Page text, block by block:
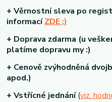
+ Věrnostní sleva po
informacíZDE ;)
+ Doprava zdarma (u
platíme dopravu my :)
+ Cenově zvýhodněná
apod.)
+ Vstřícné jednání(viz.